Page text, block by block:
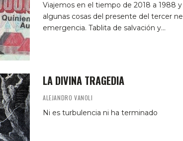
Viajemos en el tiempo de 2018 a 1988
algunas cosas del presente del tercer
emergencia. Tablita de salvación y…
LA DIVINA TRAGEDIA
ALEJANDRO VANOLI
Ni es turbulencia ni ha terminado